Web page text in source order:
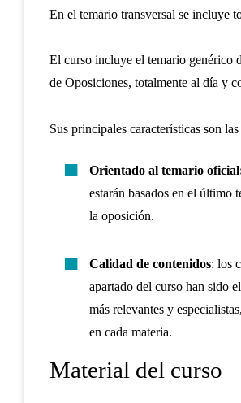
En el temario transversal se incluye
El curso incluye el temario genérico
de Oposiciones, totalmente al día y
Sus principales características son
Orientado al temario
estarán basados en el último
la oposición.
Calidad de contenidos: los
apartado del curso han sido
más relevantes y
en cada materia.
Material del curso